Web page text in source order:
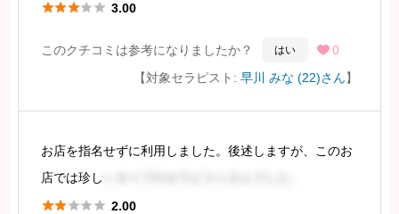
で予約を入れ、施術を受けました。
早川さんは、細身でロリ風の容姿で、受付対応も丁寧
で、接客経験が豊富な印象を受けました。色白で肌質は
素晴ら
 3.00
このクチコミは参考になりましたか？ はい  0
【対象セラピスト: 早川 みな (22)さん】
お店を指名せずに利用しました。後述しますが、このお
店では珍し
 2.00